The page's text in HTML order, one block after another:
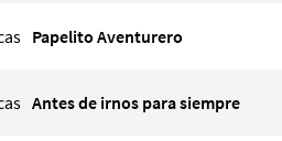
Papelito Aventurero
Antes de irnos para siempre